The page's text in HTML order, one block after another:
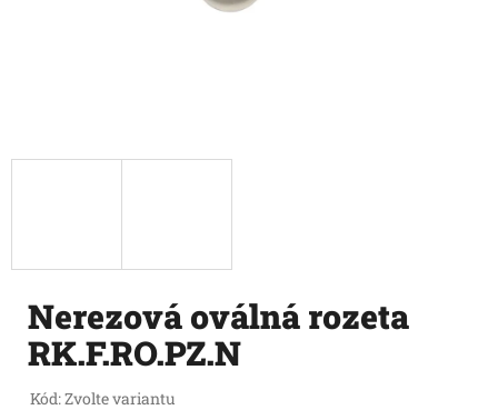
Nerezová oválná rozeta
RK.F.RO.PZ.N
Kód:Zvolte variantu